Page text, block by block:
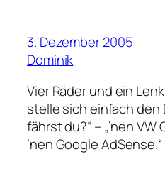
3. Dezember 2005
Dominik
Vier Räder und ein
stelle sich einfach den
fährst du?“ – „’nen VW
’nen Google AdSense.“